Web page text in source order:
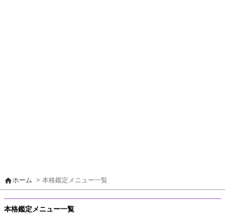
homeホーム > 本格鑑定メニュー一覧
本格鑑定メニュー一覧